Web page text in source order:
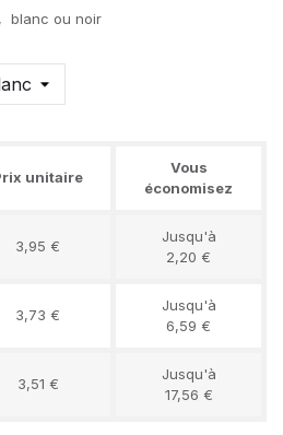
, blanc ou noir
unitaire
Vous
économisez
3,95 €
Jusqu'à
2,20 €
3,73 €
Jusqu'à
6,59 €
3,51 €
Jusqu'à
17,56 €